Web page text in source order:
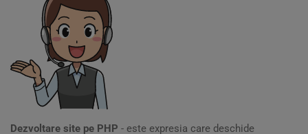
Dezvoltare site pe PHP - este expresia care deschide